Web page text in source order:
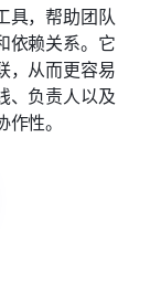
具，帮助团队
依赖关系。它
，从而更容易
、负责人以及
性。